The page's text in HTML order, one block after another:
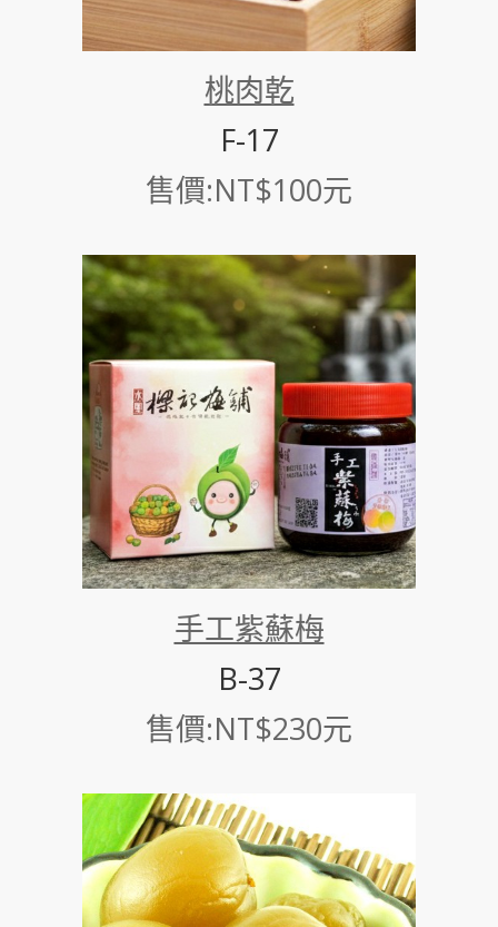
桃肉乾
F-17
售價:NT$100元
手工紫蘇梅
B-37
售價:NT$230元